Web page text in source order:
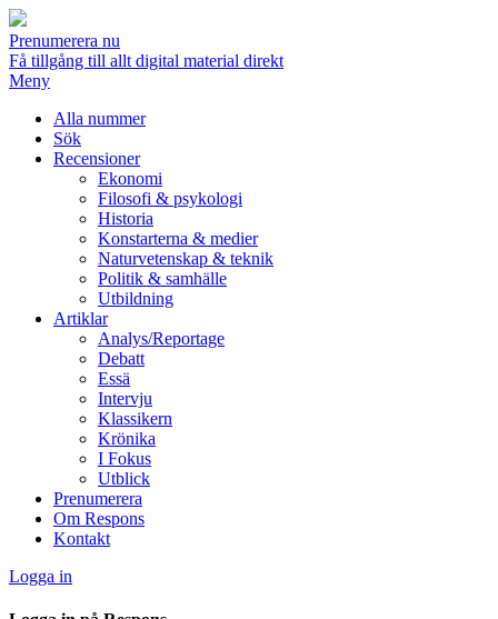
Prenumerera nu
Få tillgång till allt digital material direkt
Meny
Alla nummer
Sök
Recensioner
Ekonomi
Filosofi & psykologi
Historia
Konstarterna & medier
Naturvetenskap & teknik
Politik & samhälle
Utbildning
Artiklar
Analys/Reportage
Debatt
Essä
Intervju
Klassikern
Krönika
I Fokus
Utblick
Prenumerera
Om Respons
Kontakt
Logga in